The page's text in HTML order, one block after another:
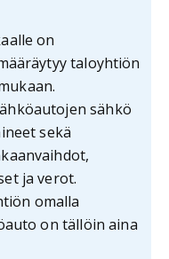
on
taloyhtiön
sähkö
sekä
ja verot.
omalla
on tällöin aina